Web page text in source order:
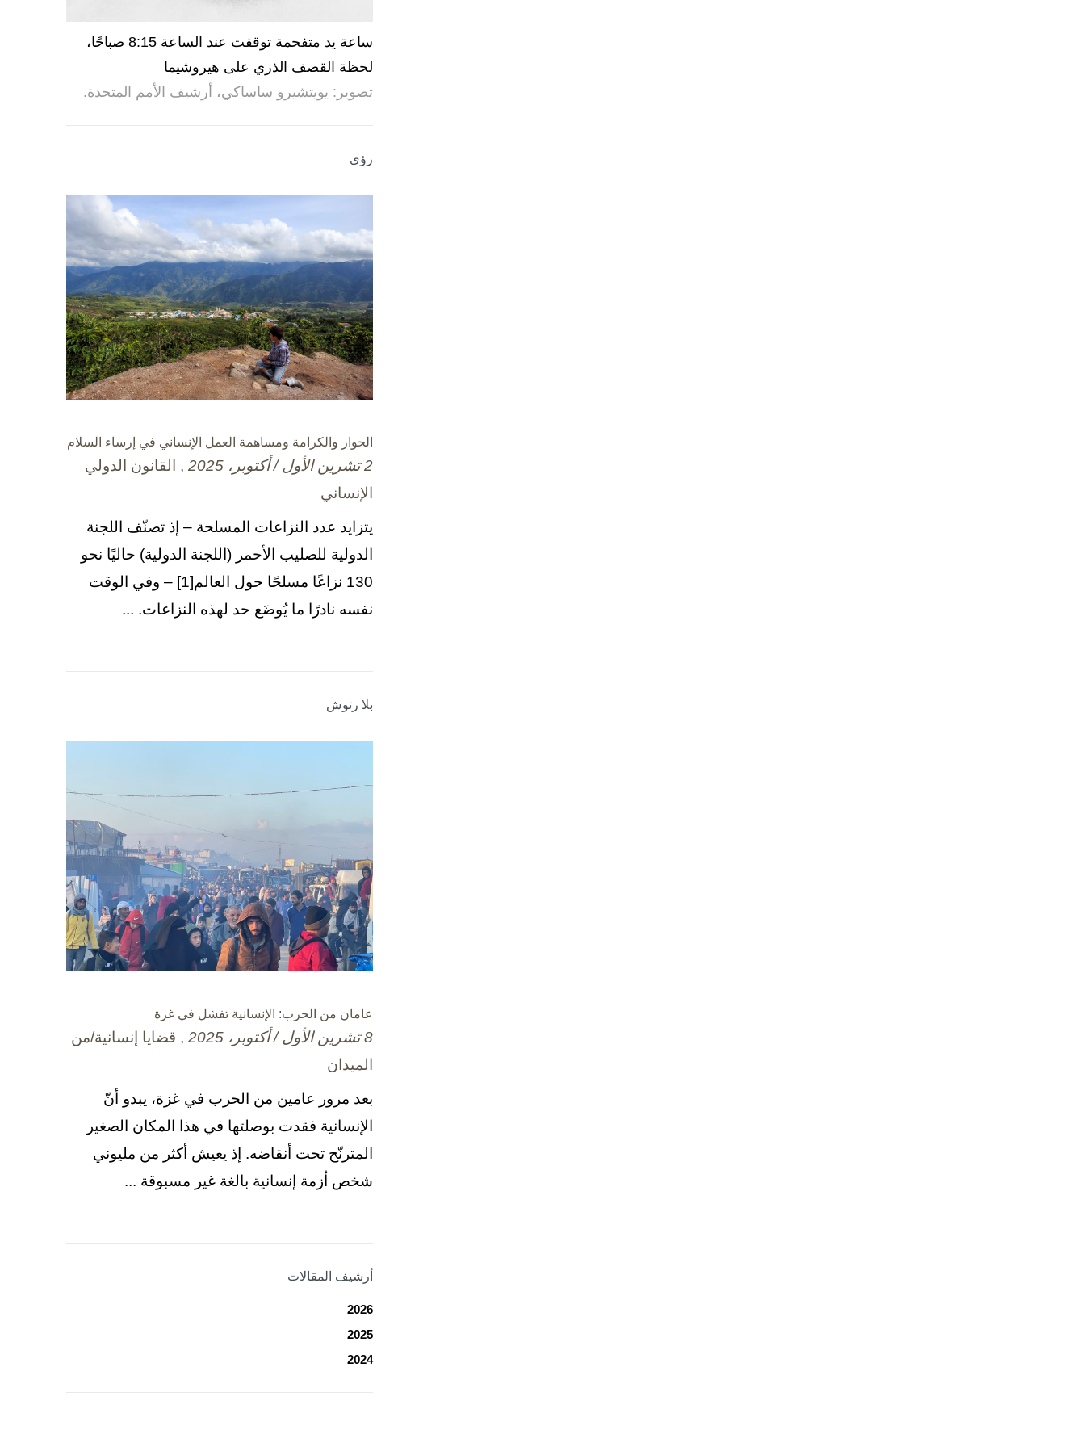
ساعة يد متفحمة توقفت عند الساعة 8:15 صباحًا،
لحظة القصف الذري على هيروشيما
تصوير: يويتشيرو ساساكي، أرشيف الأمم المتحدة.
رؤى
الحوار والكرامة ومساهمة العمل الإنساني في إرساء السلام
2 تشرين الأول / أكتوبر، 2025
, القانون الدولي
الإنساني
يتزايد عدد النزاعات المسلحة – إذ تصنّف اللجنة
الدولية للصليب الأحمر (اللجنة الدولية) حاليًا نحو
130 نزاعًا مسلحًا حول العالم[1] – وفي الوقت
نفسه نادرًا ما يُوضَع حد لهذه النزاعات. ...
بلا رتوش
عامان من الحرب: الإنسانية تفشل في غزة
8 تشرين الأول / أكتوبر، 2025
, قضايا إنسانية/من
الميدان
بعد مرور عامين من الحرب في غزة، يبدو أنّ
الإنسانية فقدت بوصلتها في هذا المكان الصغير
المترنّح تحت أنقاضه. إذ يعيش أكثر من مليوني
شخص أزمة إنسانية بالغة غير مسبوقة ...
أرشيف المقالات
2026
2025
2024